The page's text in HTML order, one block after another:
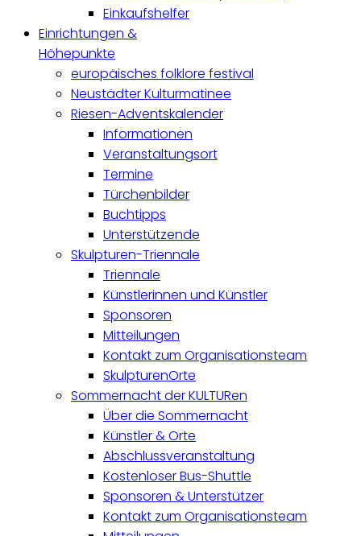
Einkaufshelfer
Einrichtungen &
Höhepunkte
europäisches folklore festival
Neustädter Kulturmatinee
Riesen-Adventskalender
Informationen
Veranstaltungsort
Termine
Türchenbilder
Buchtipps
Unterstützende
Skulpturen-Triennale
Triennale
Künstlerinnen und Künstler
Sponsoren
Mitteilungen
Kontakt zum Organisationsteam
SkulpturenOrte
Sommernacht der KULTURen
Über die Sommernacht
Künstler & Orte
Abschlussveranstaltung
Kostenloser Bus-Shuttle
Sponsoren & Unterstützer
Kontakt zum Organisationsteam